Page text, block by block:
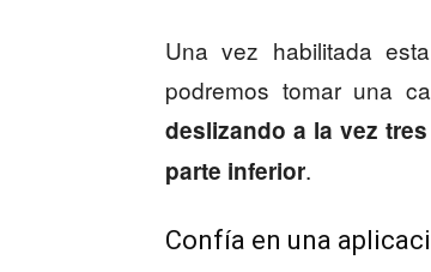
Una vez habilitada
podremos tomar una
deslizando a la vez
parte inferior.
Confía en una